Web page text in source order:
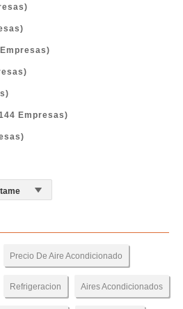
Empresas)
Precio De Aire Acondicionado
Refrigeracion Aires Acondicionados